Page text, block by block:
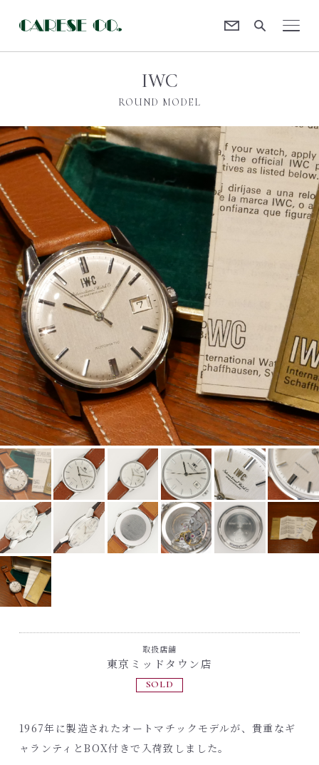
IWC
ROUND MODEL
取扱店舗
東京ミッドタウン店
SOLD
1967年に製造されたオートマチックモデルが、貴重なギ
ャランティとBOX付きで入荷致しました。